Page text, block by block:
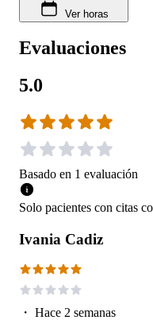
Ver horas
Evaluaciones
5.0
Basado en 1 evaluación
Solo pacientes con citas
Ivania Cadiz
・ Hace 2 semanas